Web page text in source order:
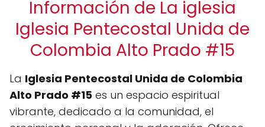
Información de La iglesia
Iglesia Pentecostal Unida de
Colombia Alto Prado #15
La Iglesia Pentecostal Unida de Colombia
Alto Prado #15 es un espacio espiritual
vibrante, dedicado a la comunidad, el